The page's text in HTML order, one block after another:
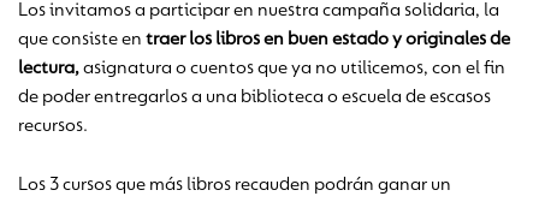
Los invitamos a participar en nuestra campaña solidaria, la
que consiste en traer los libros en buen estado y originales de
lectura,asignatura o cuentos que ya no utilicemos, con el fin
de poder entregarlos a una biblioteca o escuela de escasos
recursos.
Los 3 cursos que más libros recauden podrán ganar un